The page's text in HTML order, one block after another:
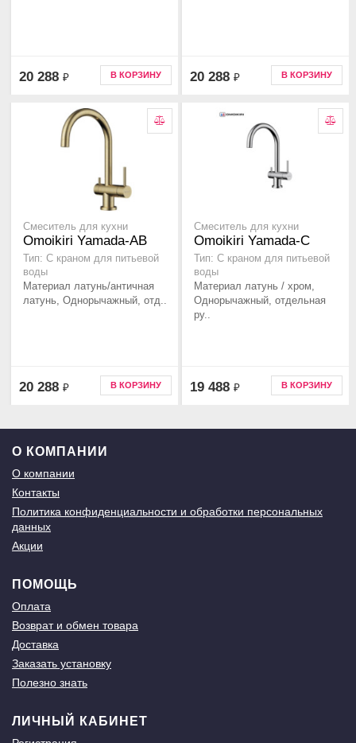
20 288 ₽ В КОРЗИНУ 20 288 ₽ В КОРЗИНУ
Смеситель для кухни
Omoikiri Yamada-AB
Тип: С краном для питьевой
воды
Материал латунь/античная
латунь, Однорычажный, отд..
20 288 ₽ В КОРЗИНУ
Смеситель для кухни
Omoikiri Yamada-C
Тип: С краном для питьевой
воды
Материал латунь / хром,
Однорычажный, отдельная
ру..
19 488 ₽ В КОРЗИНУ
О КОМПАНИИ
О компании
Контакты
Политика конфиденциальности и обработки персональных
данных
Акции
ПОМОЩЬ
Оплата
Возврат и обмен товара
Доставка
Заказать установку
Полезно знать
ЛИЧНЫЙ КАБИНЕТ